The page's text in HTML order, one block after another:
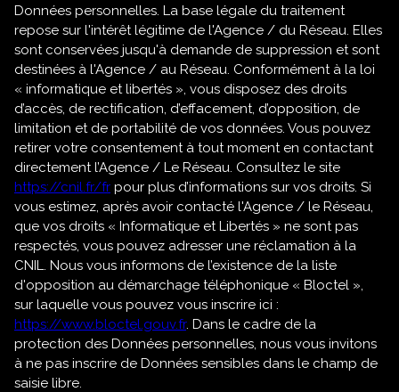
Données personnelles. La base légale du traitement
repose sur l'intérêt légitime de l'Agence / du Réseau. Elles
sont conservées jusqu'à demande de suppression et sont
destinées à l'Agence / au Réseau. Conformément à la loi
« informatique et libertés », vous disposez des droits
d’accès, de rectification, d’effacement, d’opposition, de
limitation et de portabilité de vos données. Vous pouvez
retirer votre consentement à tout moment en contactant
directement l’Agence / Le Réseau. Consultez le site
https://cnil.fr/fr pour plus d’informations sur vos droits. Si
vous estimez, après avoir contacté l'Agence / le Réseau,
que vos droits « Informatique et Libertés » ne sont pas
respectés, vous pouvez adresser une réclamation à la
CNIL. Nous vous informons de l’existence de la liste
d'opposition au démarchage téléphonique « Bloctel »,
sur laquelle vous pouvez vous inscrire ici :
https://www.bloctel.gouv.fr. Dans le cadre de la
protection des Données personnelles, nous vous invitons
à ne pas inscrire de Données sensibles dans le champ de
saisie libre.